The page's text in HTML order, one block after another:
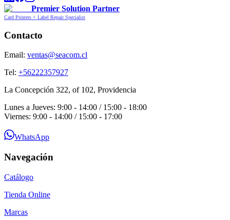
Premier Solution Partner
Card Printers + Label Repair Specialist
Contacto
Email: ventas@seacom.cl
Tel: +56222357927
La Concepción 322, of 102, Providencia
Lunes a Jueves: 9:00 - 14:00 / 15:00 - 18:00
Viernes: 9:00 - 14:00 / 15:00 - 17:00
WhatsApp
Navegación
Catálogo
Tienda Online
Marcas